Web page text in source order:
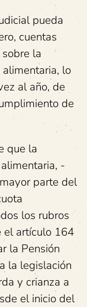
pueda
cuentas
la
lo
al año, de
de
que la
-
parte del
los rubros
el artículo 164
la Pensión
la legislación
y crianza a
el inicio del